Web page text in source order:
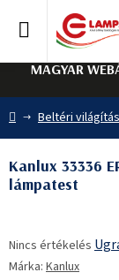
tartalomhoz
MAGYAR
Kezdőlap
Beltéri világítás
Kanlux 33336
lámpatest
termék
átlagos
Nincs értékelés
Márka: Kanlux